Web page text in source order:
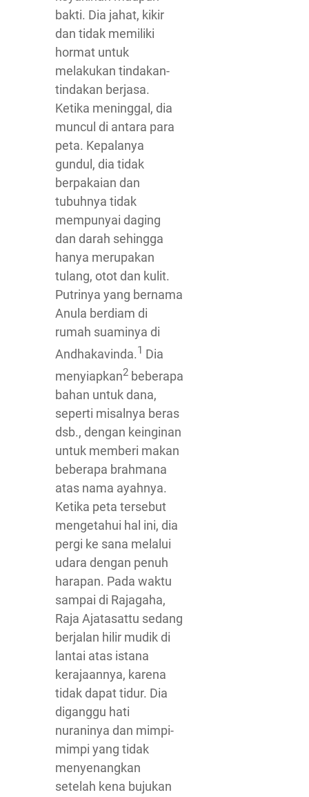
bakti. Dia jahat, kikir
dan tidak memiliki
hormat untuk
melakukan tindakan-
tindakan berjasa.
Ketika meninggal, dia
muncul di antara para
peta. Kepalanya
gundul, dia tidak
berpakaian dan
tubuhnya tidak
mempunyai daging
dan darah sehingga
hanya merupakan
tulang, otot dan kulit.
Putrinya yang bernama
Anula berdiam di
rumah suaminya di
Andhakavinda.1 Dia
menyiapkan2 beberapa
bahan untuk dana,
seperti misalnya beras
dsb., dengan keinginan
untuk memberi makan
beberapa brahmana
atas nama ayahnya.
Ketika peta tersebut
mengetahui hal ini, dia
pergi ke sana melalui
udara dengan penuh
harapan. Pada waktu
sampai di Rajagaha,
Raja Ajatasattu sedang
berjalan hilir mudik di
lantai atas istana
kerajaannya, karena
tidak dapat tidur. Dia
diganggu hati
nuraninya dan mimpi-
mimpi yang tidak
menyenangkan
setelah kena bujukan